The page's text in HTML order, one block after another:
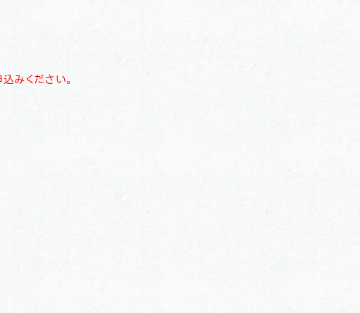
みください。